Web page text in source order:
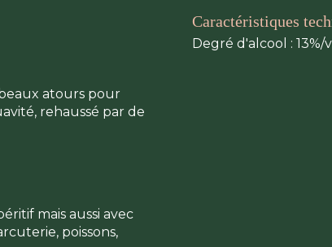
atours pour
rehaussé par de
mais aussi avec
poissons,
Caractéristiques
Degré d'alcool : 13%/